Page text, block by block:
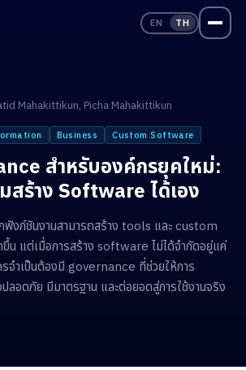
EN TH
Mahakittikun, Picha Mahakittikun
Business Custom Software
สำหรับองค์กรยุคใหม่:
สร้าง Software ได้เอง
ฟังก์ชันงานสามารถสร้าง tools และ custom
น แต่เมื่อการสร้าง software ไม่ได้จำกัดอยู่แค่
จำเป็นต้องมี governance ที่ช่วยให้การ
ลอดภัย มีมาตรฐาน และต่อยอดสู่การใช้งานจริง